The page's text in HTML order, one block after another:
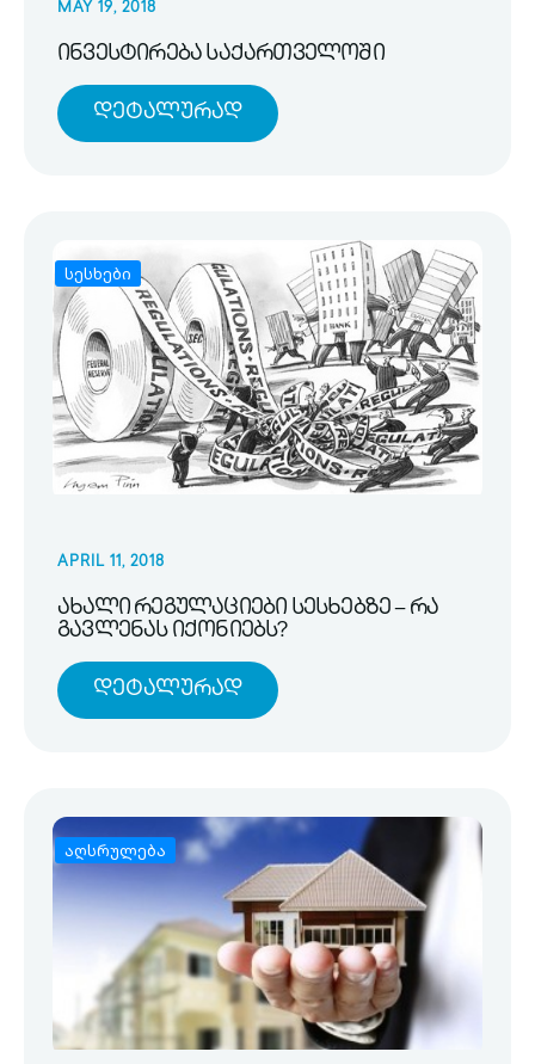
MAY 19, 2018
ინვესტირება საქართველოში
Დეტალურად
სესხები
APRIL 11, 2018
ახალი რეგულაციები სესხებზე – რა
გავლენას იქონიებს?
Დეტალურად
აღსრულება